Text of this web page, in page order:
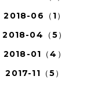
2018-06（1）
2018-04（5）
2018-01（4）
2017-11（5）